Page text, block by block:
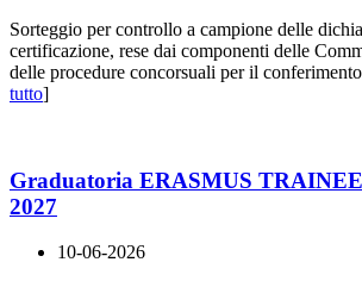
Sorteggio per controllo a campione delle
certificazione, rese dai componenti delle
delle procedure concorsuali per il
tutto]
Graduatoria ERASMUS
2027
10-06-2026